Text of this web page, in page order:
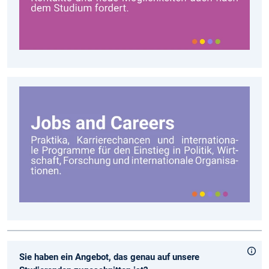
Sie haben ein Angebot, das genau auf unsere